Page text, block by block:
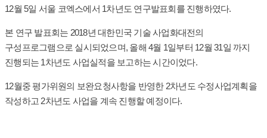
12월 5일 서울 코엑스에서 1차년도 연구발표회를 진행하였다.
본 연구 발표회는 2018년 대한민국 기술 사업화대전의
구성프로그램으로 실시되었으며, 올해 4월 1일부터 12월 31일 까지
진행되는 1차년도 사업실적을 보고하는 시간이었다.
12월중 평가위원의 보완요청사항을 반영한 2차년도 수정사업계획을
작성하고 2차년도 사업을 계속 진행할 예정이다.